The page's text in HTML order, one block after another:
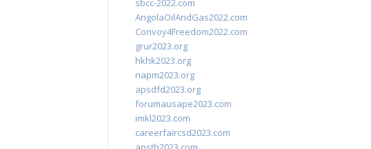
sbcc-2022.com
AngolaOilAndGas2022.com
Convoy4Freedom2022.com
grur2023.org
hkhk2023.org
napm2023.org
apsdfd2023.org
forumausape2023.com
imkl2023.com
careerfaircsd2023.com